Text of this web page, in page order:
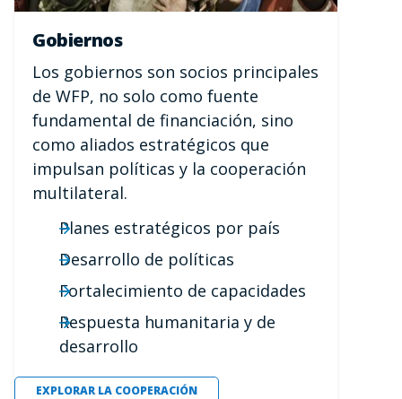
Gobiernos
Los gobiernos son socios principales
de WFP, no solo como fuente
fundamental de financiación, sino
como aliados estratégicos que
impulsan políticas y la cooperación
multilateral.
Planes estratégicos por país
Desarrollo de políticas
Fortalecimiento de capacidades
Respuesta humanitaria y de
desarrollo
EXPLORAR LA COOPERACIÓN